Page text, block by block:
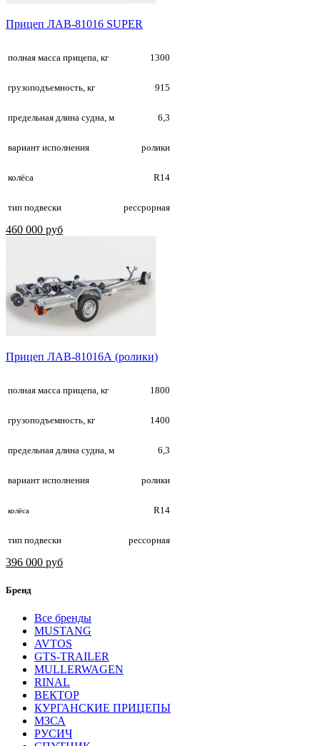
Прицеп ЛАВ-81016 SUPER
полная масса прицепа, кг 1300
грузоподъемность, кг 915
предельная длина судна, м 6,3
вариант исполнения ролики
колёса R14
тип подвески рессрорная
460 000 руб
Прицеп ЛАВ-81016А (ролики)
полная масса прицепа, кг 1800
грузоподъемность, кг 1400
предельная длина судна, м 6,3
вариант исполнения ролики
колёса R14
тип подвески рессорная
396 000 руб
Бренд
Все бренды
MUSTANG
AVTOS
GTS-TRAILER
MULLERWAGEN
RINAL
ВЕКТОР
КУРГАНСКИЕ ПРИЦЕПЫ
МЗСА
РУСИЧ